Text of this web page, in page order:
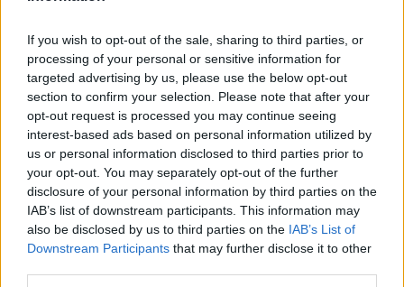
If you wish to opt-out of the sale, sharing to third parties, or
processing of your personal or sensitive information for
targeted advertising by us, please use the below opt-out
section to confirm your selection. Please note that after your
opt-out request is processed you may continue seeing
interest-based ads based on personal information utilized by
us or personal information disclosed to third parties prior to
your opt-out. You may separately opt-out of the further
disclosure of your personal information by third parties on the
IAB’s list of downstream participants. This information may
also be disclosed by us to third parties on the IAB’s List of
Downstream Participants that may further disclose it to other
Castelletto Monferrato (18)
Castelnuovo Bormida (5)
Castelnuovo Scrivia (82)
Castelspina (4)
Cavatore (3)
Cella Monte (5)
Cereseto (5)